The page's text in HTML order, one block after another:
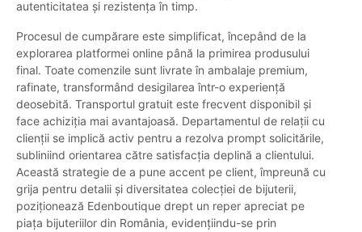
autenticitatea și rezistența în timp.
Procesul de cumpărare este simplificat, începând de la
explorarea platformei online până la primirea produsului
final. Toate comenzile sunt livrate în ambalaje premium,
rafinate, transformând desigilarea într-o experiență
deosebită. Transportul gratuit este frecvent disponibil și
face achiziția mai avantajoasă. Departamentul de relații cu
clienții se implică activ pentru a rezolva prompt solicitările,
subliniind orientarea către satisfacția deplină a clientului.
Această strategie de a pune accent pe client, împreună cu
grija pentru detalii și diversitatea colecției de bijuterii,
poziționează Edenboutique drept un reper apreciat pe
piața bijuteriilor din România, evidențiindu-se prin